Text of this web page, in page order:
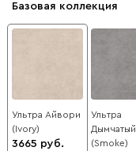
Базовая коллекция
Ультра Айвори
(Ivory)
3665
Ультра
Дымчатый
(Smoke)